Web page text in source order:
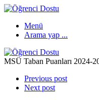
Menü
Arama yap ...
MSÜ Taban Puanları 2024-
Previous post
Next post